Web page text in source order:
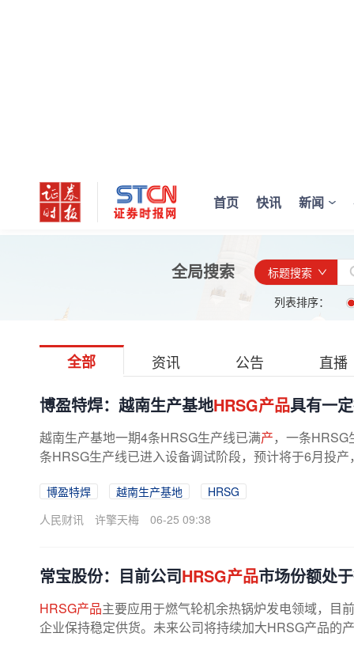
首页 快讯 新闻
全局搜索
标题搜索
列表排序：
全部 资讯 公告 直播
博盈特焊：越南生产基地HRSG产品具有一
越南生产基地一期4条HRSG生产线已满产，一条
条HRSG生产线已进入设备调试阶段，预计将于6月投
博盈特焊 越南生产基地
HRSG
人民财讯
许擎天梅 06-25 09:38
常宝股份：目前公司HRSG产品市场份额处
HRSG产品主要应用于燃气轮机余热锅炉发电领域，目
企业保持稳定供货。未来公司将持续加大HRSG产品的